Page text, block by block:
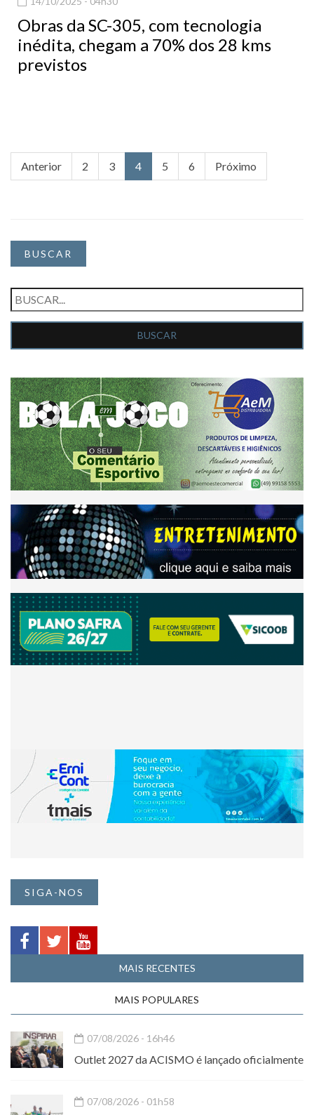
Obras da SC-305, com tecnologia
inédita, chegam a 70% dos 28 kms
previstos
Anterior 2 3 4 5 6 Próximo
BUSCAR
SIGA-NOS
MAIS RECENTES
MAIS POPULARES
07/08/2026 - 16h46
Outlet 2027 da ACISMO é lançado oficialmente
07/08/2026 - 01h58